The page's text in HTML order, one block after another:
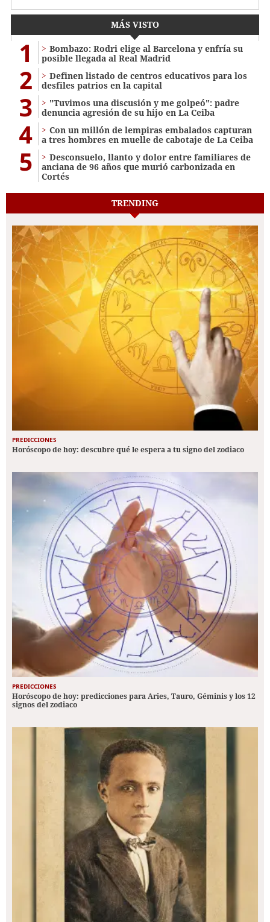
MÁS VISTO
1
Bombazo: Rodri elige al Barcelona y enfría su
posible llegada al Real Madrid
2
Definen listado de centros educativos para los
desfiles patrios en la capital
3
"Tuvimos una discusión y me golpeó": padre
denuncia agresión de su hijo en La Ceiba
4
Con un millón de lempiras embalados capturan
a tres hombres en muelle de cabotaje de La Ceiba
5
​​​​Desconsuelo, llanto y dolor entre familiares de
anciana de 96 años que murió carbonizada en
Cortés
TRENDING
PREDICCIONES
Horóscopo de hoy: descubre qué le espera a tu signo del zodiaco
PREDICCIONES
Horóscopo de hoy: predicciones para Aries, Tauro, Géminis y los 12
signos del zodiaco